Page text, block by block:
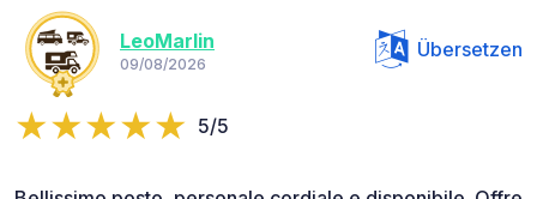
LeoMarlin
09/08/2026
Übersetzen
5/5